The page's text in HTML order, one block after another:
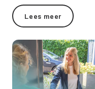
vind je 6x ouderwets
goede schoonmaaktips.
Lees meer